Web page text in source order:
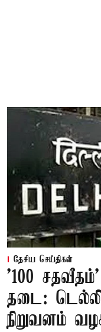
தேசிய செய்திகள்
'100 சதவீதம்'
தடை:
நிறுவனம்